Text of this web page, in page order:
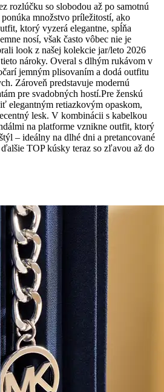
rozlúčku so slobodou až po samotnú
ponúka množstvo príležitostí, ako
ktorý vyzerá elegantne, spĺňa
nosí, však často vôbec nie je
look z našej kolekcie jar/leto 2026
nároky. Overal s dlhým rukávom v
jemným plisovaním a dodá outfitu
Zároveň predstavuje modernú
pre svadobných hostí.Pre ženskú
elegantným retiazkovým opaskom,
lesk. V kombinácii s kabelkou
na platforme vznikne outfit, ktorý
– ideálny na dlhé dni a pretancované
TOP kúsky teraz so zľavou až do